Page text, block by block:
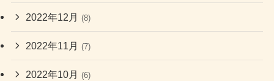
2022年12月 (8)
2022年11月 (7)
2022年10月 (6)